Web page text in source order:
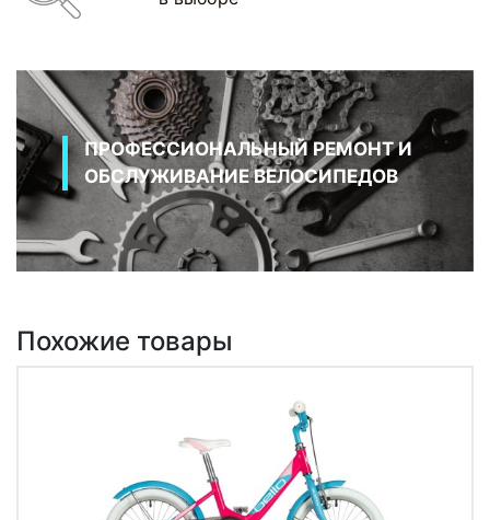
ПРОФЕССИОНАЛЬНЫЙ РЕМОНТ И
ОБСЛУЖИВАНИЕ ВЕЛОСИПЕДОВ
Похожие товары